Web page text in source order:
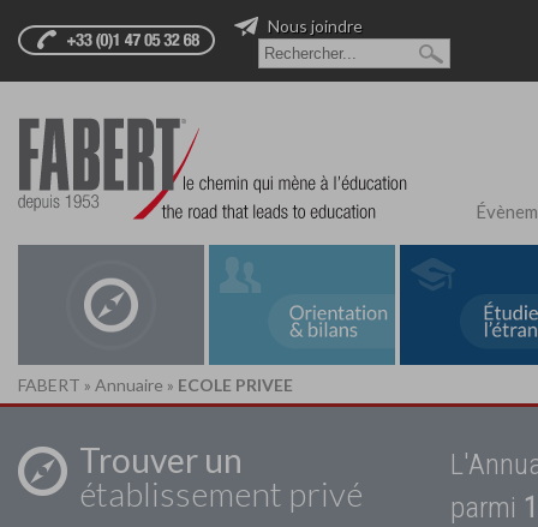
Nous joindre
FABERT » Annuaire » ECOLE PRIVEE
Trouver un
établissement privé
parmi